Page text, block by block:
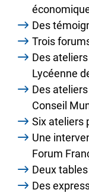
Des
Trois
Des
Lycéenne
Des
Conseil
Six ateliers
Une
Forum
Deux
Des